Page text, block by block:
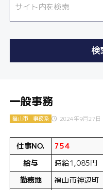
一般事務
2024年9月27日
福山市 事務系
仕事NO.
754
給与
時給1,085円
勤務地
福山市神辺町